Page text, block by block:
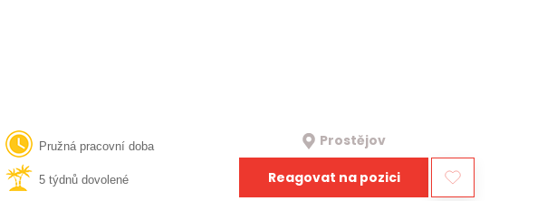
Pružná pracovní doba
5 týdnů dovolené
Prostějov
Reagovat na pozici